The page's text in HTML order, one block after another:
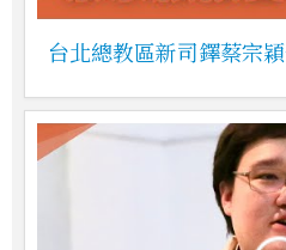
台北總教區新司鐸蔡宗